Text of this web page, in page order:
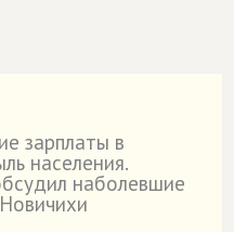
зарплаты в
населения.
наболевшие